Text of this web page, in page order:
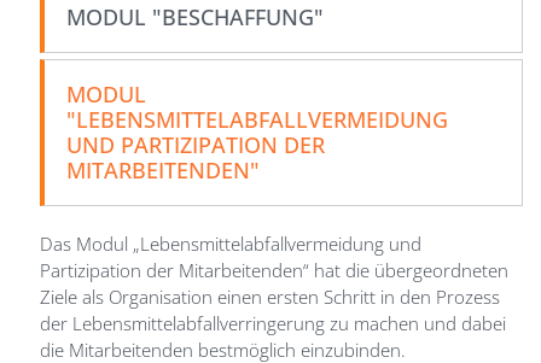
MODUL "BESCHAFFUNG"
MODUL
"LEBENSMITTELABFALLVERMEIDUNG
UND PARTIZIPATION DER
MITARBEITENDEN"
Das Modul „Lebensmittelabfallvermeidung und
Partizipation der Mitarbeitenden“ hat die übergeordneten
Ziele als Organisation einen ersten Schritt in den Prozess
der Lebensmittelabfallverringerung zu machen und dabei
die Mitarbeitenden bestmöglich einzubinden.